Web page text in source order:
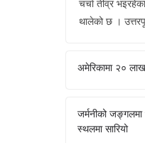
चर्चा तीव्र
थालेको छ ।
अमेरिकामा २० लाख
जर्मनीको जङ्गलमा
स्थलमा सारियो